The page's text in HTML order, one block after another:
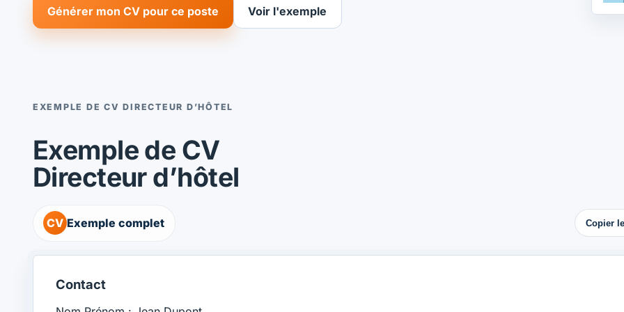
Générer mon CV pour ce poste Voir l'exemple
EXEMPLE DE CV DIRECTEUR D’HÔTEL
Exemple de CV
Directeur d’hôtel
CV Exemple complet Copier
Contact